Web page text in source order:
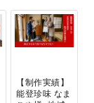
【制作実績】
能登珍味 なま